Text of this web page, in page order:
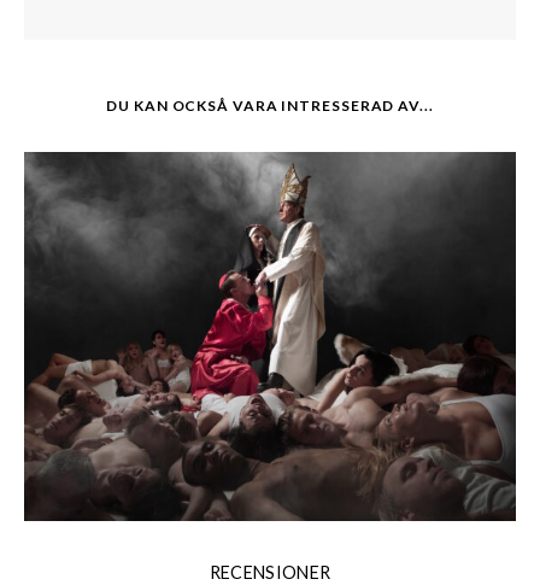
DU KAN OCKSÅ VARA INTRESSERAD AV...
RECENSIONER